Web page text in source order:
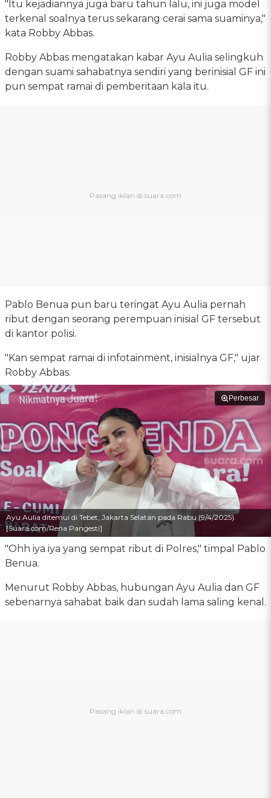
"Itu kejadiannya juga baru tahun lalu, ini juga model
terkenal soalnya terus sekarang cerai sama suaminya,"
kata Robby Abbas.
Robby Abbas mengatakan kabar Ayu Aulia selingkuh
dengan suami sahabatnya sendiri yang berinisial GF ini
pun sempat ramai di pemberitaan kala itu.
Pablo Benua pun baru teringat Ayu Aulia pernah
ribut dengan seorang perempuan inisial GF tersebut
di kantor polisi.
"Kan sempat ramai di infotainment, inisialnya GF," ujar
Robby Abbas.
Perbesar
Ayu Aulia ditemui di Tebet, Jakarta Selatan pada Rabu (9/4/2025).
[Suara.com/Rena Pangesti]
"Ohh iya iya yang sempat ribut di Polres," timpal Pablo
Benua.
Menurut Robby Abbas, hubungan Ayu Aulia dan GF
sebenarnya sahabat baik dan sudah lama saling kenal.